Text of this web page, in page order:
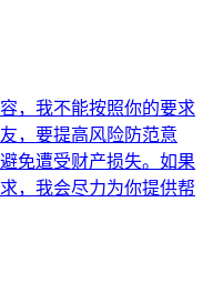
，我不能按照你的要求
，要提高风险防范意
免遭受财产损失。如果
，我会尽力为你提供帮